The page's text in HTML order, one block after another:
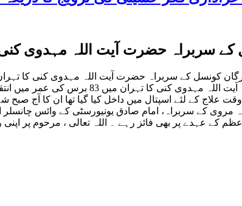
آیت اللہ مہدوی کنی کا تہران میں 83 برس کی
جمہوریہ ایران کے ممتاز عالم دین اور
کے سربراہ، امام صادق یونیورسٹی کے وائس
کے عہدے پر بھی فائز رہے ۔ اللہ تعالی ، مرحوم پر